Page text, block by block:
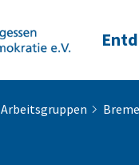
Arbeitsgruppen